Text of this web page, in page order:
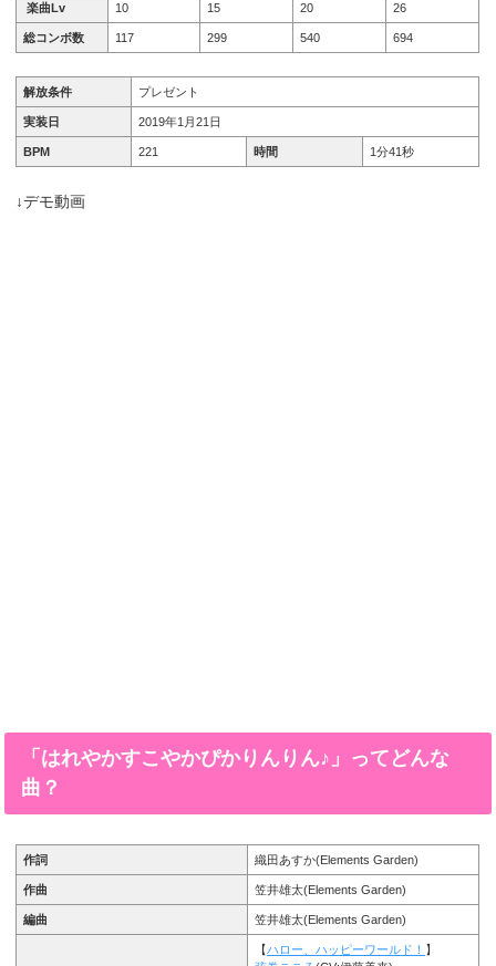
楽曲Lv 10 15 20 26
総コンボ数 117 299 540 694
解放条件 プレゼント
実装日 2019年1月21日
BPM 221 時間 1分41秒
↓デモ動画
「はれやかすこやかぴかりんりん♪」ってどんな
曲？
作詞 織田あすか(Elements Garden)
作曲 笠井雄太(Elements Garden)
編曲 笠井雄太(Elements Garden)
【ハロー、ハッピーワールド！ 】